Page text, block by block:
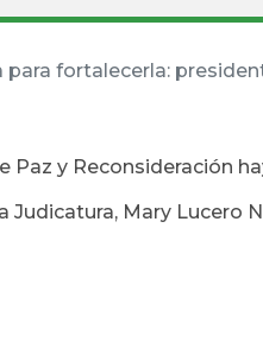
fortalecerla:
Paz y Reconsideración
Judicatura, Mary Lucero